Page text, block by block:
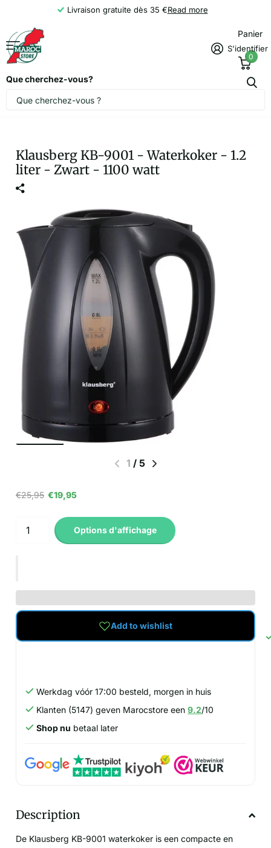
Livraison gratuite dès 35 €Read more
Que cherchez-vous?
S'identifier
Panier
0
Klausberg KB-9001 - Waterkoker - 1.2
liter - Zwart - 1100 watt
1 / 5
€25,95 €19,95
Options d'affichage
Add to wishlist
Werkdag vóór 17:00 besteld, morgen in huis
Klanten (5147) geven Marocstore een 9.2/10
Shop nu betaal later
Description
De Klausberg KB-9001 waterkoker is een compacte en